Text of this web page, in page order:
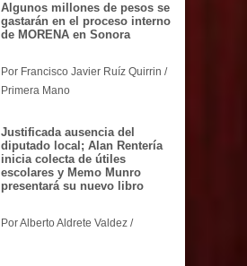
Algunos millones de pesos se
gastarán en el proceso interno
de MORENA en Sonora
Por Francisco Javier Ruíz Quirrin /
Primera Mano
Justificada ausencia del
diputado local; Alan Rentería
inicia colecta de útiles
escolares y Memo Munro
presentará su nuevo libro
Por Alberto Aldrete Valdez /